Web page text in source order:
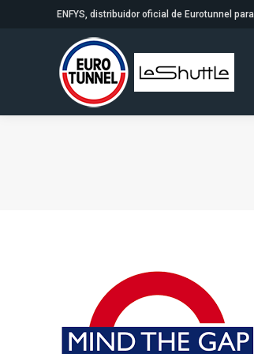
ENFYS, distribuidor oficial de Eurotunnel